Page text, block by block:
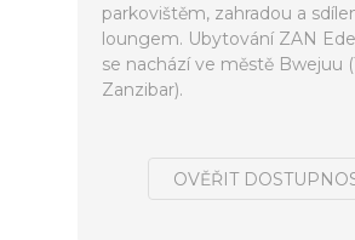
parkovištěm, zahradou a
loungem. Ubytování ZAN
se nachází ve městě Bwejuu
Zanzibar).
OVĚŘIT